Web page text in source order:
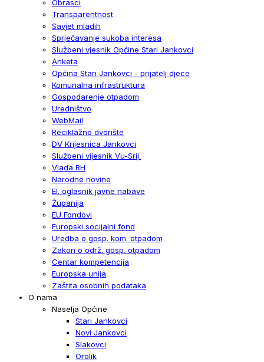
Obrasci
Transparentnost
Savjet mladih
Sprječavanje sukoba interesa
Službeni vjesnik Općine Stari Jankovci
Anketa
Općina Stari Jankovci - prijatelj djece
Komunalna infrastruktura
Gospodarenje otpadom
Uredništvo
WebMail
Reciklažno dvorište
DV Krijesnica Jankovci
Službeni vijesnik Vu-Srij.
Vlada RH
Narodne novine
El. oglasnik javne nabave
Županija
EU Fondovi
Europski socijalni fond
Uredba o gosp. kom. otpadom
Zakon o održ. gosp. otpadom
Centar kompetencija
Europska unija
Zaštita osobnih podataka
O nama
Naselja Općine
Stari Jankovci
Novi Jankovci
Slakovci
Orolik